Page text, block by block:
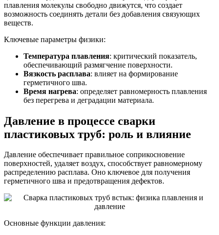
плавления молекулы свободно движутся, что создает
возможность соединять детали без добавления связующих
веществ.
Ключевые параметры физики:
Температура плавления: критический показатель,
обеспечивающий размягчение поверхности.
Вязкость расплава: влияет на формирование
герметичного шва.
Время нагрева: определяет равномерность плавления
без перегрева и деградации материала.
Давление в процессе сварки
пластиковых труб: роль и влияние
Давление обеспечивает правильное соприкосновение
поверхностей, удаляет воздух, способствует равномерному
распределению расплава. Оно ключевое для получения
герметичного шва и предотвращения дефектов.
Основные функции давления: